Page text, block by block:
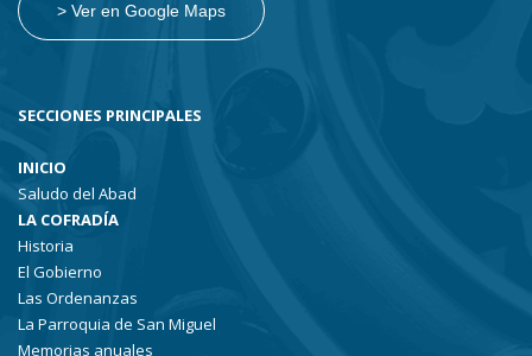
> Ver en Google Maps
SECCIONES PRINCIPALES
INICIO
Saludo del Abad
LA COFRADÍA
Historia
El Gobierno
Las Ordenanzas
La Parroquia de San Miguel
Memorias anuales